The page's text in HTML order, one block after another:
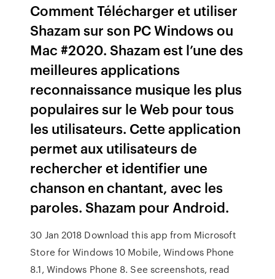
Comment Télécharger et utiliser
Shazam sur son PC Windows ou
Mac #2020. Shazam est l’une des
meilleures applications
reconnaissance musique les plus
populaires sur le Web pour tous
les utilisateurs. Cette application
permet aux utilisateurs de
rechercher et identifier une
chanson en chantant, avec les
paroles. Shazam pour Android.
30 Jan 2018 Download this app from Microsoft
Store for Windows 10 Mobile, Windows Phone
8.1, Windows Phone 8. See screenshots, read